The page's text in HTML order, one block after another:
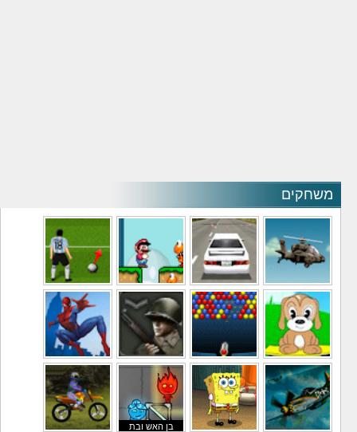
משחקים
משחקי מסוקים משחקי מכוניות משחקי סופר מריו משחקי כדורגל
משחקי לילדים משחקי באבלס משחקי מלחמה משחקי גיבורים
בן האש ובת